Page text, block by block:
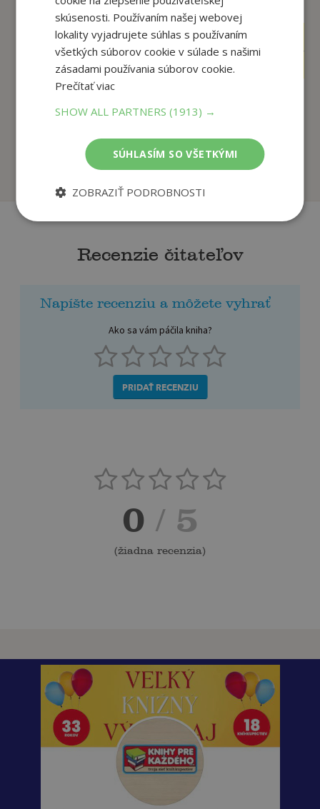
4 ,90€
4 €
Vždy príde ďalší deň Spev svrčka
Na sklade
Recenzie čitateľov
Napíšte recenziu a môžete vyhrať
Ako sa vám páčila kniha?
PRIDAŤ RECENZIU
0 / 5
(žiadna recenzia)
skúsenosti. Používaním našej webovej
lokality vyjadrujete súhlas s používaním
všetkých súborov cookie v súlade s našimi
zásadami používania súborov cookie.
Prečítať viac
SHOW ALL PARTNERS(1913) →
SÚHLASÍM SO VŠETKÝMI
ZOBRAZIŤ PODROBNOSTI